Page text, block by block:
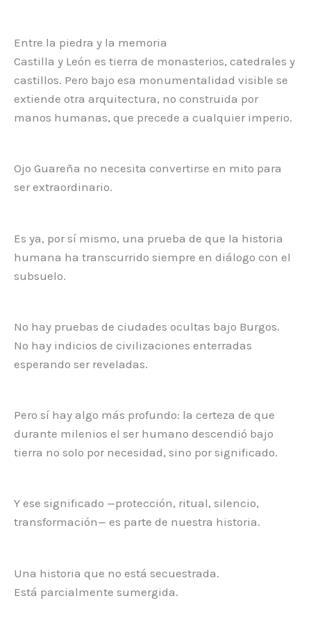
Entre la piedra y la memoria
Castilla y León es tierra de monasterios, catedrales y
castillos. Pero bajo esa monumentalidad visible se
extiende otra arquitectura, no construida por
manos humanas, que precede a cualquier imperio.
Ojo Guareña no necesita convertirse en mito para
ser extraordinario.
Es ya, por sí mismo, una prueba de que la historia
humana ha transcurrido siempre en diálogo con el
subsuelo.
No hay pruebas de ciudades ocultas bajo Burgos.
No hay indicios de civilizaciones enterradas
esperando ser reveladas.
Pero sí hay algo más profundo: la certeza de que
durante milenios el ser humano descendió bajo
tierra no solo por necesidad, sino por significado.
Y ese significado —protección, ritual, silencio,
transformación— es parte de nuestra historia.
Una historia que no está secuestrada.
Está parcialmente sumergida.